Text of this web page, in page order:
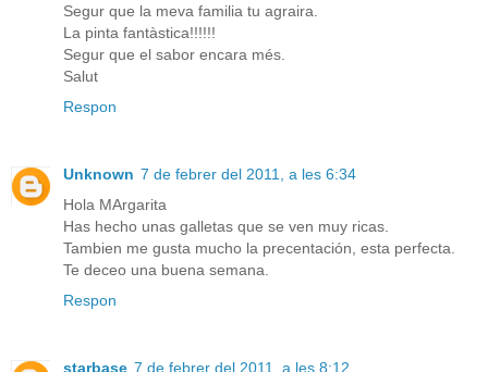
Segur que la meva familia tu agraira.
La pinta fantàstica!!!!!!
Segur que el sabor encara més.
Salut
Respon
Unknown 7 de febrer del 2011, a les 6:34
Hola MArgarita
Has hecho unas galletas que se ven muy ricas.
Tambien me gusta mucho la precentación, esta perfecta.
Te deceo una buena semana.
Respon
starbase 7 de febrer del 2011, a les 8:12